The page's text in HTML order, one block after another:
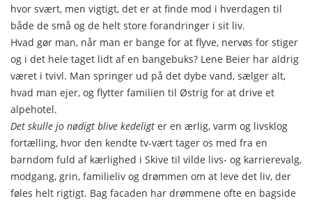
hvor svært, men vigtigt, det er at finde mod i hverdagen til
både de små og de helt store forandringer i sit liv.
Hvad gør man, når man er bange for at flyve, nervøs for stiger
og i det hele taget lidt af en bangebuks? Lene Beier har aldrig
været i tvivl. Man springer ud på det dybe vand, sælger alt,
hvad man ejer, og flytter familien til Østrig for at drive et
alpehotel.
Det skulle jo nødigt blive kedeligt er en ærlig, varm og livsklog
fortælling, hvor den kendte tv-vært tager os med fra en
barndom fuld af kærlighed i Skive til vilde livs- og karrierevalg,
modgang, grin, familieliv og drømmen om at leve det liv, der
føles helt rigtigt. Bag facaden har drømmene ofte en bagside